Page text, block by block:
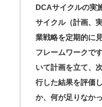
DCAサイクルの実
サイクル（計画、
業戦略を定期的に
フレームワークで
いて計画を立て、
行した結果を評価
か、何が足りなか